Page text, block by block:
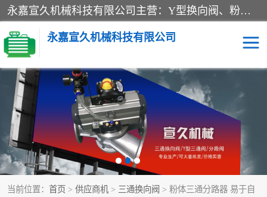
永嘉宣久机械科技有限公司主营：Y型换向阀、粉体换向阀、板式换向阀、三通换向阀、三通换向器、三通分路阀、管路换向阀等产品及服务。
永嘉宣久机械科技有限公司
当前位置： 首页 > 供应商机 > 三通换向阀 > 粉体三通分路器 易于自
换向阀 Y型换向阀
板式换向阀 粉料换向阀
粉体换向阀 管道换向阀
管路换向阀 三通换向阀